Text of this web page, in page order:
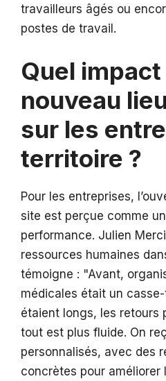
travailleurs âgés ou
postes de travail.
Quel impact
nouveau
sur les
territoire ?
Pour les entreprises,
site est perçue comme
performance. Julien
ressources humaines
témoigne :
Avant,
médicales était un
étaient longs, les retours
tout est plus fluide. On
personnalisés, avec des
concrètes pour améliorer